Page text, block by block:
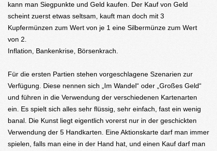
kann man Siegpunkte und Geld kaufen. Der Kauf von Geld
scheint zuerst etwas seltsam, kauft man doch mit 3
Kupfermünzen zum Wert von je 1 eine Silbermünze zum Wert
von 2.
Inflation, Bankenkrise, Börsenkrach.
Für die ersten Partien stehen vorgeschlagene Szenarien zur
Verfügung. Diese nennen sich „Im Wandel“ oder „Großes Geld“
und führen in die Verwendung der verschiedenen Kartenarten
ein. Es spielt sich alles sehr flüssig, sehr einfach, fast ein wenig
banal. Die Kunst liegt eigentlich vorerst nur in der geschickten
Verwendung der 5 Handkarten. Eine Aktionskarte darf man immer
spielen, falls man eine in der Hand hat, und einen Kauf darf man